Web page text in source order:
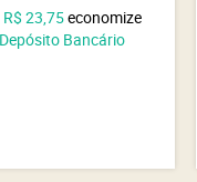
R$ 23,75economize
Bancário